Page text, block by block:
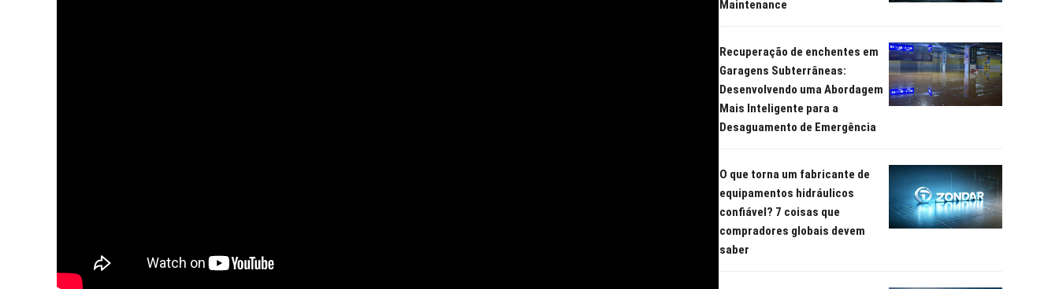
Maintenance
Recuperação de enchentes em
Garagens Subterrâneas:
Desenvolvendo uma Abordagem
Mais Inteligente para a
Desaguamento de Emergência
O que torna um fabricante de
equipamentos hidráulicos
confiável? 7 coisas que
compradores globais devem
saber